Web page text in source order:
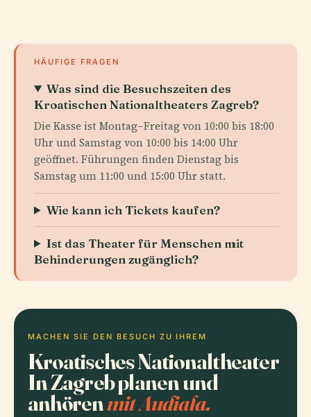
HÄUFIGE FRAGEN
Was sind die Besuchszeiten des
Kroatischen Nationaltheaters Zagreb?
Die Kasse ist Montag–Freitag von 10:00 bis 18:00
Uhr und Samstag von 10:00 bis 14:00 Uhr
geöffnet. Führungen finden Dienstag bis
Samstag um 11:00 und 15:00 Uhr statt.
Wie kann ich Tickets kaufen?
Ist das Theater für Menschen mit
Behinderungen zugänglich?
MACHEN SIE DEN BESUCH ZU IHREM
Kroatisches Nationaltheater
In Zagreb planen und
anhörenmit Audiala.